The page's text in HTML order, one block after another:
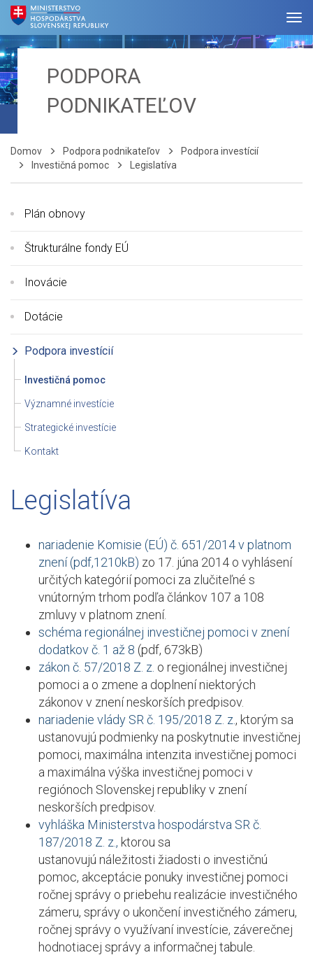
PODPORA
PODNIKATEĽOV
Domov Podpora podnikateľov
Podpora investícií
Investičná pomoc
Legislatíva
Plán obnovy
Štrukturálne fondy EÚ
Inovácie
Dotácie
Podpora investícií
Investičná pomoc
Významné investície
Strategické investície
Kontakt
Legislatíva
nariadenie Komisie (EÚ) č. 651/2014 v platnom
znení (pdf,1210kB) zo 17. júna 2014 o vyhlásení
určitých kategórií pomoci za zlučiteľné s
vnútorným trhom podľa článkov 107 a 108
zmluvy v platnom znení.
schéma regionálnej investičnej pomoci v znení
dodatkov č. 1 až 8 (pdf, 673kB)
zákon č. 57/2018 Z. z. o regionálnej investičnej
pomoci a o zmene a doplnení niektorých
zákonov v znení neskorších predpisov.
nariadenie vlády SR č. 195/2018 Z. z , ktorým sa
ustanovujú podmienky na poskytnutie investičnej
pomoci, maximálna intenzita investičnej pomoci
a maximálna výška investičnej pomoci v
regiónoch Slovenskej republiky v znení
neskorších predpisov.
vyhláška Ministerstva hospodárstva SR č.
187/2018 Z. z., ktorou sa
ustanovujú náležitosti žiadosti o investičnú
pomoc, akceptácie ponuky investičnej pomoci
ročnej správy o priebehu realizácie investičného
zámeru, správy o ukončení investičného zámeru,
ročnej správy o využívaní investície, záverečnej
hodnotiacej správy a informačnej tabule.